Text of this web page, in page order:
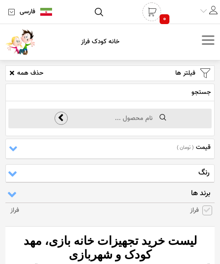
0
فارسی
خانه کودک فراز
فیلتر ها
حذف همه
جستجو
قیمت ( تومان )
رنگ
برند ها
فراز فراز
لیست خرید تجهیزات خانه بازی، مهد
کودک و شهربازی